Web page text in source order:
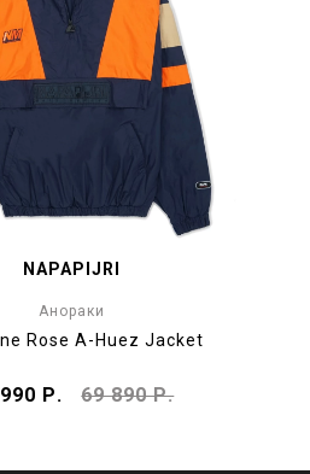
NAPAPIJRI
Анораки
Rose A-Huez Jacket
Р. 69 890 Р.